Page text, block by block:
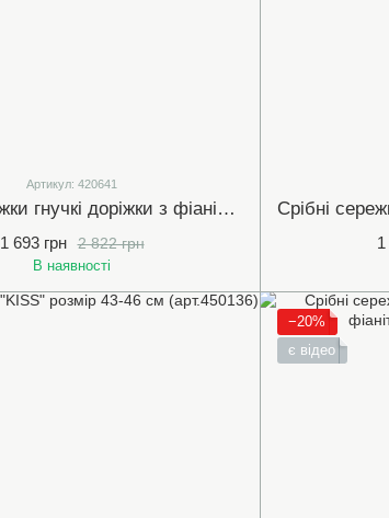
Артикул: 420641
Срібні сережки гнучкі доріжки з фіанітами (420641)
2 822 грн
1 693 грн
В наявності
−20%
є відео